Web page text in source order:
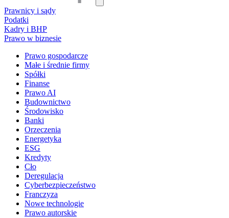
Prawnicy i sądy
Podatki
Kadry i BHP
Prawo w biznesie
Prawo gospodarcze
Małe i średnie firmy
Spółki
Finanse
Prawo AI
Budownictwo
Środowisko
Banki
Orzeczenia
Energetyka
ESG
Kredyty
Cło
Deregulacja
Cyberbezpieczeństwo
Franczyza
Nowe technologie
Prawo autorskie